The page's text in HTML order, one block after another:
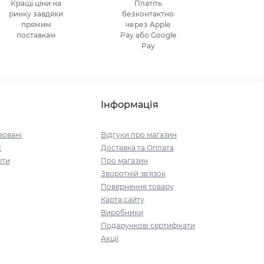
Кращі ціни на
ринку завдяки
прямим
поставкам
Платіть
безконтактно
через Apple
Pay або Google
Pay
Інформація
Відгуки про магазин
Доставка та Оплата
Про магазин
Зворотній зв'язок
Повернення товару
Карта сайту
Виробники
Подарункові сертифікати
Акції